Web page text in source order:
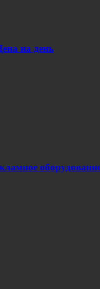
на день